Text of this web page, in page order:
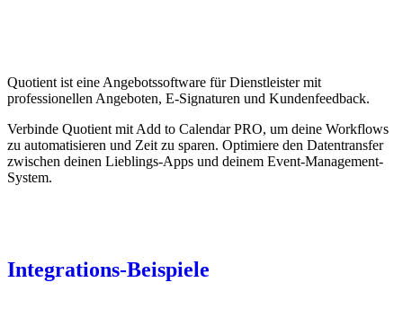
Quotient ist eine Angebotssoftware für Dienstleister mit
professionellen Angeboten, E-Signaturen und Kundenfeedback.
Verbinde Quotient mit Add to Calendar PRO, um deine Workflows
zu automatisieren und Zeit zu sparen. Optimiere den Datentransfer
zwischen deinen Lieblings-Apps und deinem Event-Management-
System.
Integrations-Beispiele